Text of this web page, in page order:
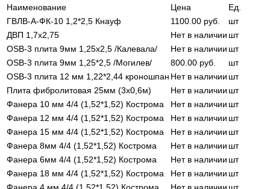
Наименование
Цена
Ед.
ГВЛВ-А-ФК-10 1,2*2,5 Кнауф
1100.00 руб.
шт
ДВП 1,7х2,75
Нет в наличии шт
ОSB-3 плита 9мм 1,25х2,5 /Калевала/
Нет в наличии шт
ОSB-3 плита 9мм 1,25*2,5 /Могилев/
800.00 руб.
шт
ОSB-3 плита 12 мм 1,22*2,44 кроношпан Нет в наличии шт
Плита фибролитовая 25мм (3х0,6м)
Нет в наличии шт
Фанера 10 мм 4/4 (1,52*1,52) Кострома
Нет в наличии шт
Фанера 12 мм 4/4 (1,52*1,52) Кострома
Нет в наличии шт
Фанера 15 мм 4/4 (1,52*1,52) Кострома
Нет в наличии шт
Фанера 8мм 4/4 (1,52*1,52) Кострома
Нет в наличии шт
Фанера 6мм 4/4 (1,52*1,52) Кострома
Нет в наличии шт
Фанера 18 мм 4/4 (1,52*1,52) Кострома
Нет в наличии шт